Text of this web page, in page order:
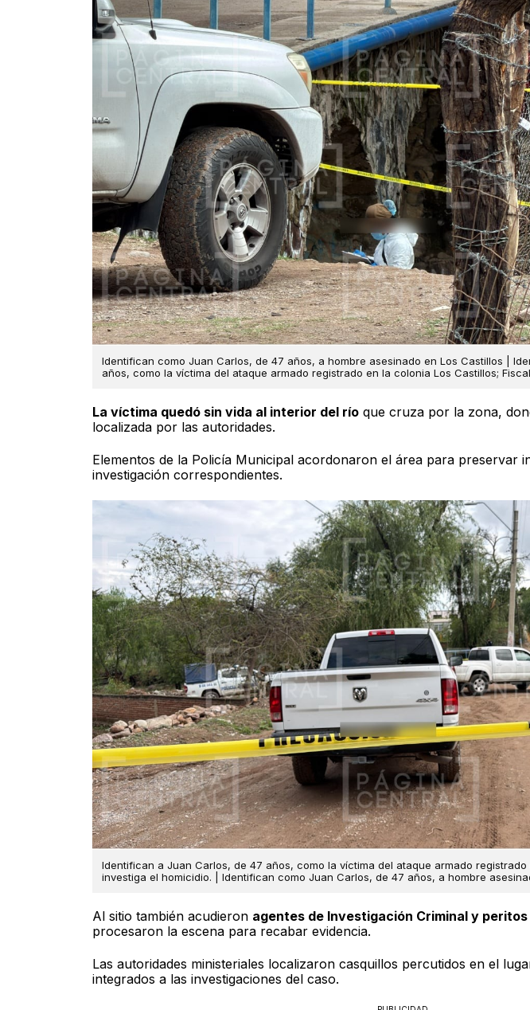
Identifican como Juan Carlos, de 47 años, a hombre asesinado en Los Castillos |
años, como la víctima del ataque armado registrado en la colonia Los Castillos;
La víctima quedó sin vida al interior del ríoque cruza por la zona,
localizada por las autoridades.
Elementos de la Policía Municipal acordonaron el área para preservar
investigación correspondientes.
Identifican a Juan Carlos, de 47 años, como la víctima del ataque armado
investiga el homicidio. | Identifican como Juan Carlos, de 47 años, a hombre
Al sitio también acudieron agentes de Investigación Criminal y
procesaron la escena para recabar evidencia.
Las autoridades ministeriales localizaron casquillos percutidos en el
integrados a las investigaciones del caso.